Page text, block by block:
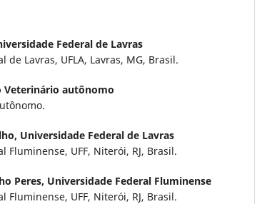
Federal de Lavras
de Lavras, UFLA, Lavras, MG, Brasil.
Veterinário autônomo
Universidade Federal de Lavras
Fluminense, UFF, Niterói, RJ, Brasil.
Peres, Universidade Federal Fluminense
Fluminense, UFF, Niterói, RJ, Brasil.